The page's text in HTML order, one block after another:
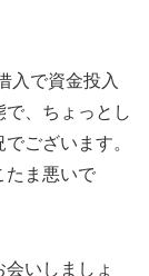
入で資金投入
で、ちょっとし
ございます。
たま悪いで
いしましょ